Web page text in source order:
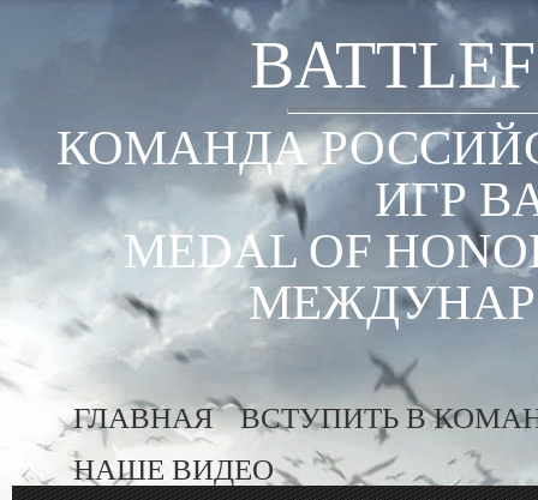
КОМАНДА
ИГР
MEDAL OF
ГЛАВНАЯ
ВСТУПИТЬ В
НАШЕ ВИДЕО